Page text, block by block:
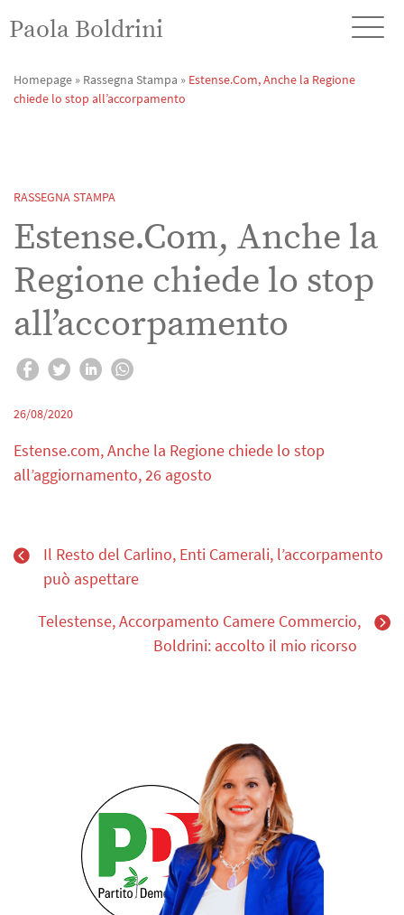
Paola Boldrini
Homepage » Rassegna Stampa » Estense.Com, Anche la Regione
chiede lo stop all’accorpamento
RASSEGNA STAMPA
Estense.Com, Anche la
Regione chiede lo stop
all’accorpamento
26/08/2020
Estense.com, Anche la Regione chiede lo stop
all’aggiornamento, 26 agosto
Il Resto del Carlino, Enti Camerali, l’accorpamento
può aspettare
Telestense, Accorpamento Camere Commercio,
Boldrini: accolto il mio ricorso